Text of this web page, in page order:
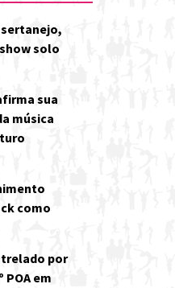
solo
sua
música
como
por
POA em